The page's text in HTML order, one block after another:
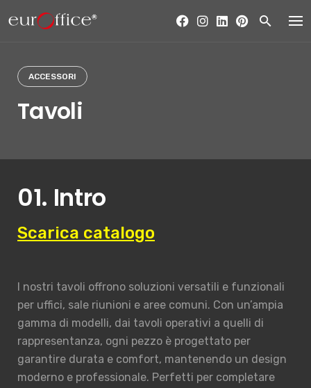
to
ACCESSORI
Tavoli
01. Intro
Scarica catalogo
I nostri tavoli offrono soluzioni versatili e funzionali
per uffici, sale riunioni e aree comuni. Con un’ampia
gamma di modelli, dai tavoli operativi a quelli di
rappresentanza, ogni pezzo è progettato per
garantire durata e comfort, mantenendo un design
moderno e professionale. Perfetti per completare